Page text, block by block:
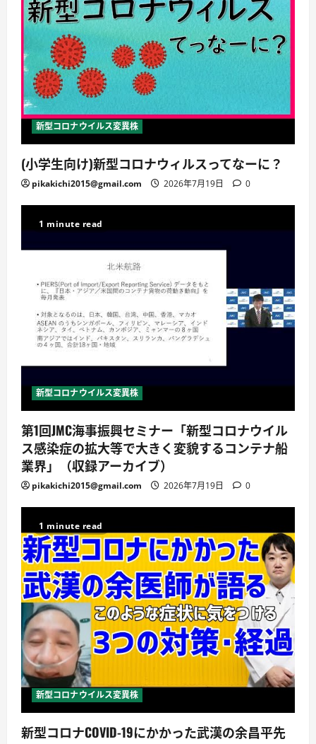
新型コロナウイルス変異株
(小学生向け)新型コロナウィルスってなーに？
pikakichi2015@gmail.com 2026年7月19日 0
1 minute read
新型コロナウイルス変異株
第1回JMC海事振興セミナー「新型コロナウイル
ス感染症の拡大等で大きく変貌するコンテナ船
業界」（収録アーカイブ）
pikakichi2015@gmail.com 2026年7月19日 0
1 minute read
新型コロナウイルス変異株
新型コロナCOVID-19にかかった武漢の余昌平先